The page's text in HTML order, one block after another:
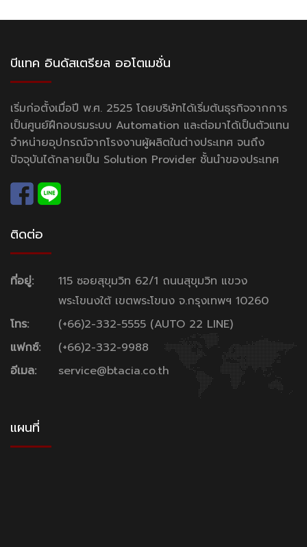
บีแทค อินดัสเตรียล ออโตเมชั่น
เริ่มก่อตั้งเมื่อปี พ.ศ. 2525 โดยบริษัทได้เริ่มต้นธุรกิจจากการ
เป็นศูนย์ฝึกอบรมระบบ Automation และต่อมาได้เป็นตัวแทน
จำหน่ายอุปกรณ์จากโรงงานผู้ผลิตในต่างประเทศ จนถึง
ปัจจุบันได้กลายเป็น Solution Provider ชั้นนำของประเทศ
ติดต่อ
ที่อยู่:
115 ซอยสุขุมวิท 62/1 ถนนสุขุมวิท แขวง
พระโขนงใต้ เขตพระโขนง จ.กรุงเทพฯ 10260
โทร:
(+66)2-332-5555 (AUTO 22 LINE)
แฟกซ์:
(+66)2-332-9988
อีเมล:
service@btacia.co.th
แผนที่